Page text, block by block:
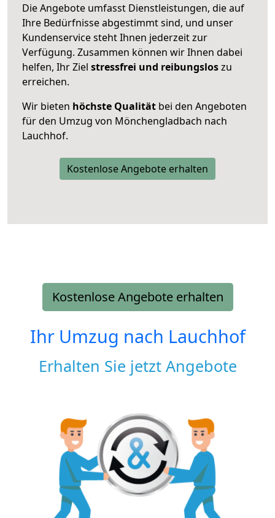
Die Angebote umfasst Dienstleistungen, die auf
Ihre Bedürfnisse abgestimmt sind, und unser
Kundenservice steht Ihnen jederzeit zur
Verfügung. Zusammen können wir Ihnen dabei
helfen, Ihr Ziel stressfrei und reibungsloszu
erreichen.
Wir bieten höchste Qualität bei den Angeboten
für den Umzug von Mönchengladbach nach
Lauchhof.
Kostenlose Angebote erhalten
Kostenlose Angebote erhalten
Ihr Umzug nach Lauchhof
Erhalten Sie jetzt Angebote